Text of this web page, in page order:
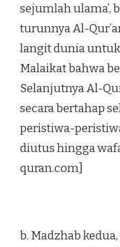
sejumlah ulama’,
turunnya Al-
langit dunia
Malaikat bahwa
Selanjutnya Al-
secara bertahap
peristiwa-
diutus hingga
quran.com]
b. Madzhab